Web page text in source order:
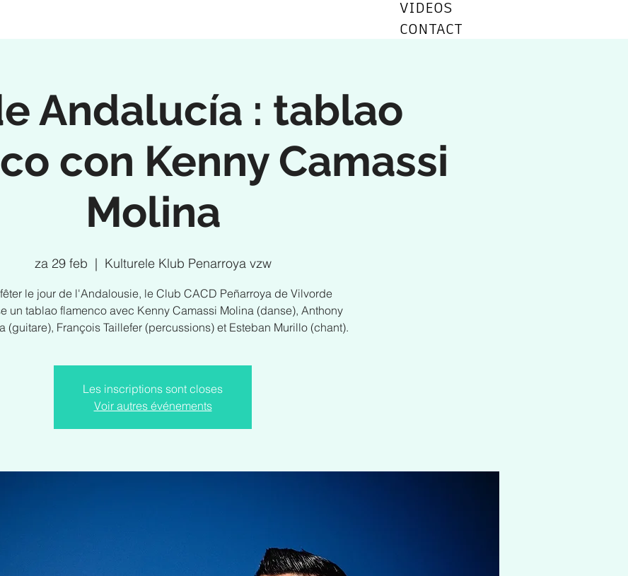
VIDEOS
CONTACT
Andalucía : tablao
con Kenny Camassi
Molina
za 29 feb
  |
Kulturele Klub Penarroya vzw
le jour de l'Andalousie, le Club CACD Peñarroya de Vilvorde
un tablao flamenco avec Kenny Camassi Molina (danse), Anthony
(guitare), François Taillefer (percussions) et Esteban Murillo (chant).
Les inscriptions sont closes
Voir autres événements